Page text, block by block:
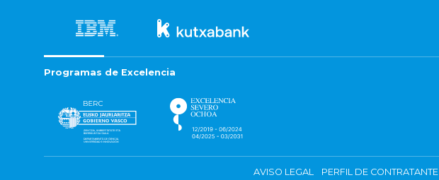
Programas de Excelencia
AVISO LEGAL PERFIL DE CONTRATANTE